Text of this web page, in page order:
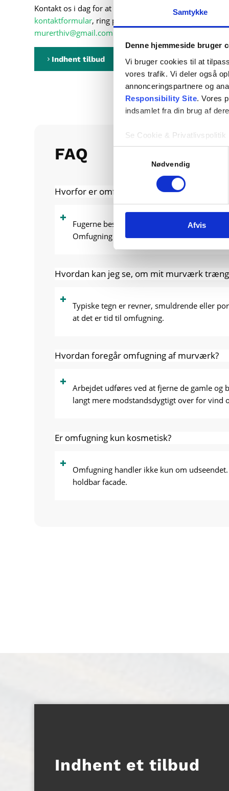
Samtykke
Denne hjemmeside bruger
Vi bruger cookies til at
vores trafik. Vi deler også
annonceringspartnere og
Responsibility Site. Vores
indsamlet fra din brug af
Se Cookie & Privatlivspolitik
Nødvendig
Afvis
Kontakt os i dag for at give nyt liv til din boligs
kontaktformular, ring på
murerthiv@gmail.com
Indhent tilbud 28 12 61 09
FAQ
Hvorfor er omfugning vigtig for en bolig?
Fugerne beskytter murværket mod fugt,
Omfugning sikrer, at murværket forbliver
Hvordan kan jeg se, om mit murværk
Typiske tegn er revner, smuldrende eller
at det er tid til omfugning.
Hvordan foregår omfugning af murværk?
Arbejdet udføres ved at fjerne de gamle
langt mere modstandsdygtigt over for vind
Er omfugning kun kosmetisk?
Omfugning handler ikke kun om
holdbar facade.
Indhent et tilbud